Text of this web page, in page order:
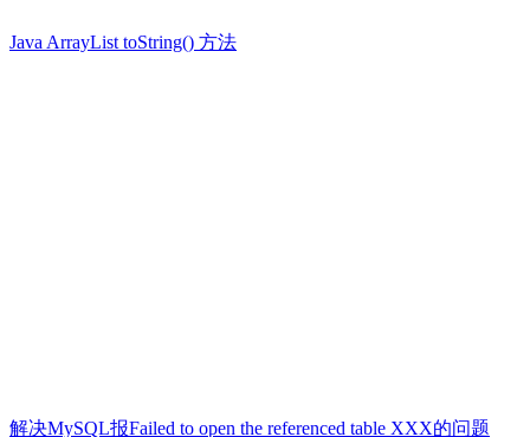
Java ArrayList toString() 方法
解决MySQL报Failed to open the referenced table XXX的问题